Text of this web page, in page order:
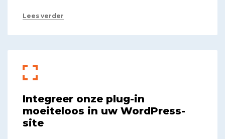
Lees verder
Integreer onze plug-in
moeiteloos in uw WordPress-
site